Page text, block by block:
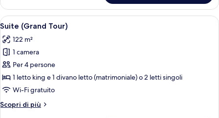
(Monastery)
Apri
tutte
le
foto
per
Suite
(Grand
Un letto a baldacchino con un
11
Suite (Grand Tour)
122 m²
1 camera
Per 4 persone
1 letto king e 1 divano letto (matrimoniale) o 2 letti singoli
Wi-Fi gratuito
Scopri di più
Altri